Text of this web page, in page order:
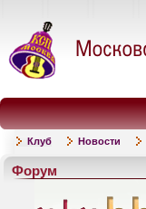
Клуб Новости
Форум